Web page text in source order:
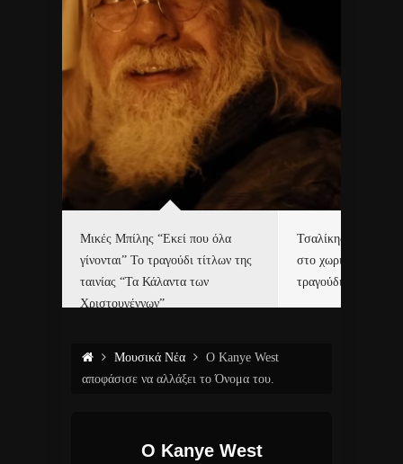
Μικές Μπίλης “Εκεί που όλα
γίνονται” Το τραγούδι τίτλων της
ταινίας “Τα Κάλαντα των
Χριστουγέννων”
Τσαλίκης,
στο χωριό του Άι
τραγούδι και video
Μουσικά Νέα
Ο Kanye West
αποφάσισε να αλλάξει το Όνομα του.
Ο Kanye West